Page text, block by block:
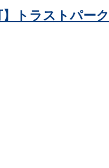
】トラストパー